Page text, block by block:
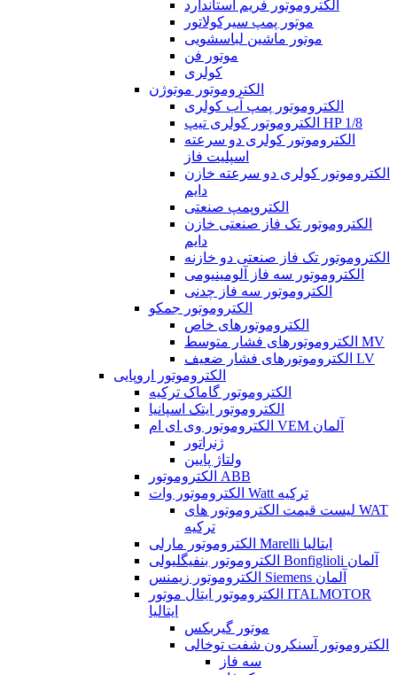
الکتروموتور فریم استاندارد
موتور پمپ سیرکولاتور
موتور ماشین لباسشویی
موتور فن
کولری
الکتروموتور موتوژن
الکتروموتور پمپ آب کولری
الکتروموتور کولری تیپ HP 1/8
الکتروموتور کولری دو سرعته
اسپلیت فاز
الکتروموتور کولری دو سرعته خازن
دایم
الکتروپمپ صنعتی
الکتروموتور تک فاز صنعتی خازن
دایم
الکتروموتور تک فاز صنعتی دو خازنه
الکتروموتور سه فاز آلومینیومی
الکتروموتور سه فاز چدنی
الکتروموتور جمکو
الکتروموتورهای خاص
الکتروموتورهای فشار متوسط MV
الکتروموتورهای فشار ضعیف LV
الکتروموتور اروپایی
الکتروموتور گاماک ترکیه
الکتروموتور ایتک اسپانیا
الکتروموتور وی ای ام VEM آلمان
ژنراتور
ولتاژ پایین
الکتروموتور ABB
الکتروموتور وات Watt ترکیه
لیست قیمت الکتروموتور های WAT
ترکیه
الکتروموتور مارلی Marelli ایتالیا
الکتروموتور بنفیگلیولی Bonfiglioli آلمان
الکتروموتور زیمنس Siemens آلمان
الکتروموتور ایتال موتور ITALMOTOR
ایتالیا
موتور گیربکس
الکتروموتور آسنکرون شفت توخالی
سه فاز